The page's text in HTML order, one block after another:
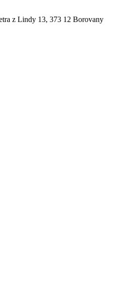
z Lindy 13, 373 12 Borovany